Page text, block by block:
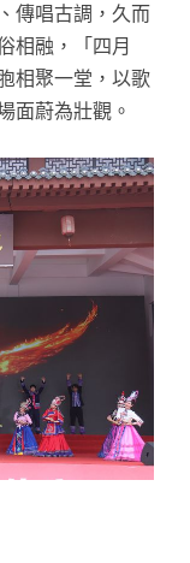
傳唱古調，久而
相融，「四月
相聚一堂，以歌
面蔚為壯觀。